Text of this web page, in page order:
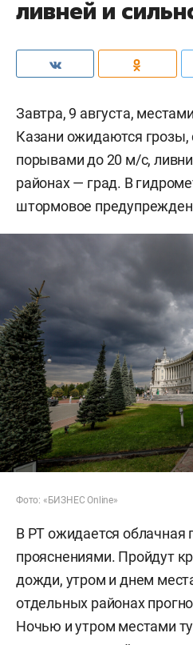
ливней и
Завтра, 9 августа,
Казани ожидаются грозы,
порывами до 20 м/c,
районах — град. В
штормовое
Фото: «БИЗНЕС Online»
В РТ ожидается облачная
прояснениями. Пройдут
дожди, утром и днем
отдельных районах
Ночью и утром местами